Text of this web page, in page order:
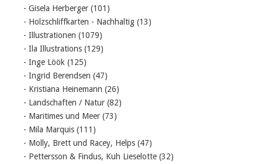
- Gisela Herberger (101)
- Holzschliffkarten - Nachhaltig (13)
- Illustrationen (1079)
- Ila Illustrations (129)
- Inge Löök (125)
- Ingrid Berendsen (47)
- Kristiana Heinemann (26)
- Landschaften / Natur (82)
- Maritimes und Meer (73)
- Mila Marquis (111)
- Molly, Brett und Racey, Helps (47)
- Pettersson & Findus, Kuh Lieselotte (32)